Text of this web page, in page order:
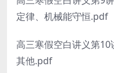
定律、机械能守恒.pdf
高三寒假空白讲义第10
其他.pdf